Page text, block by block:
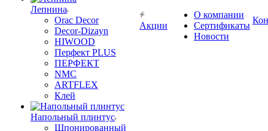
Лепнина
Orac Decor
Decor-Dizayn
HIWOOD
Перфект PLUS
ПЕРФЕКТ
NMC
ARTFLEX
Клей
Напольный плинтус
Шпонированный
Акции
О компании
Сертификаты
Новости